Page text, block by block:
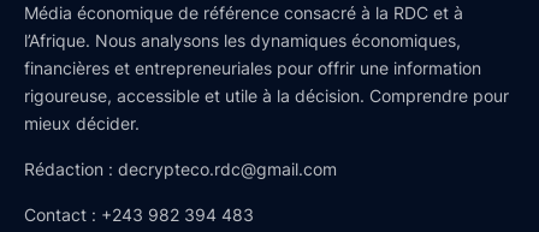
Média économique de référence consacré à la RDC et à
l’Afrique. Nous analysons les dynamiques économiques,
financières et entrepreneuriales pour offrir une information
rigoureuse, accessible et utile à la décision. Comprendre pour
mieux décider.
Rédaction : decrypteco.rdc@gmail.com
Contact : +243 982 394 483